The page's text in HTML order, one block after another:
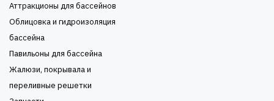
Аттракционы для бассейнов
Облицовка и гидроизоляция
бассейна
Павильоны для бассейна
Жалюзи, покрывала и
переливные решетки